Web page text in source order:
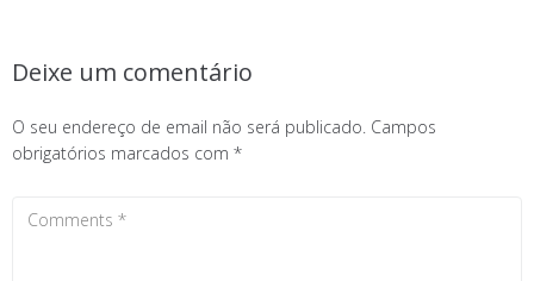
Deixe um comentário
O seu endereço de email não será publicado. Campos
obrigatórios marcados com *